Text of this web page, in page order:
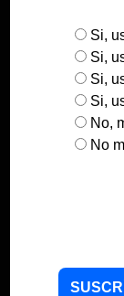
Si,
Si,
Si,
Si,
No,
No